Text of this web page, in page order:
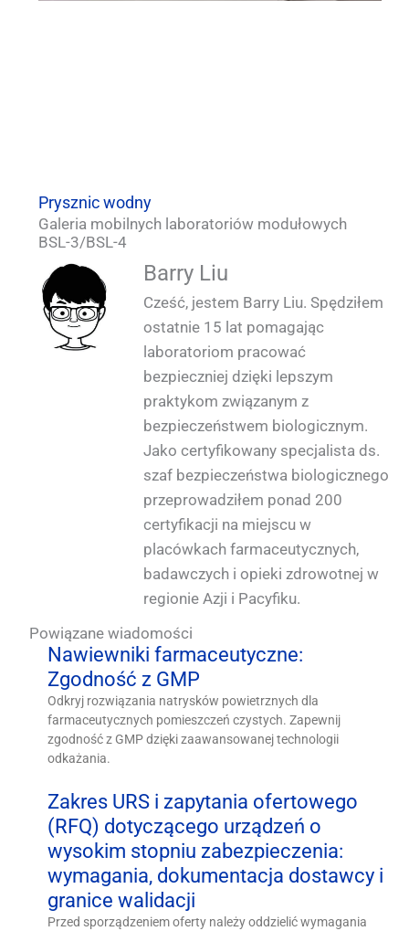
Prysznic wodny
Galeria mobilnych laboratoriów modułowych
BSL-3/BSL-4
prysznicem wodnym_1
zewnętrzny panelu sterowania_1
zewnątrz 4_1
zewnętrzny 3_1
zewnętrzny 2_1
zewnątrz
Moduł laboratoryjny QUALIA BSL 3 z
situ oraz skrzynką bezpieczeństwa
biologicznego Passbox_1
Filtration System i Biosafety Passbox_1
Drzwi APR z uszczelnieniem mechanicznym
QUALIA zamontowane w laboratorium
modułowym BSL 3 _1
Drzwi APR z uszczelnieniem mechanicznym
QUALIA zamontowane w module
laboratoryjnym BSL 3 2_1
Barry Liu
Cześć, jestem Barry Liu. Spędziłem
ostatnie 15 lat pomagając
laboratoriom pracować
bezpieczniej dzięki lepszym
praktykom związanym z
bezpieczeństwem biologicznym.
Jako certyfikowany specjalista ds.
szaf bezpieczeństwa biologicznego
przeprowadziłem ponad 200
certyfikacji na miejscu w
placówkach farmaceutycznych,
badawczych i opieki zdrowotnej w
regionie Azji i Pacyfiku.
Powiązane wiadomości
Nawiewniki farmaceutyczne:
Zgodność z GMP
Odkryj rozwiązania natrysków powietrznych dla
farmaceutycznych pomieszczeń czystych. Zapewnij
zgodność z GMP dzięki zaawansowanej technologii
odkażania.
Zakres URS i zapytania ofertowego
(RFQ) dotyczącego urządzeń o
wysokim stopniu zabezpieczenia:
wymagania, dokumentacja dostawcy i
granice walidacji
Przed sporządzeniem oferty należy oddzielić wymagania